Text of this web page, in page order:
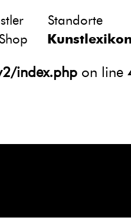
atts in
htdocs/
index.php on line
Standorte